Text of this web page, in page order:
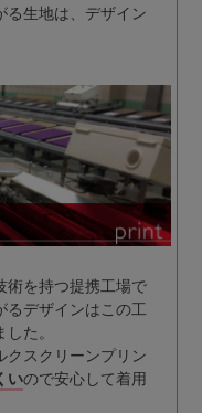
る生地は、デザイン
術を持つ提携工場で
るデザインはこの工
た。
クスクリーンプリン
いので安心して着用